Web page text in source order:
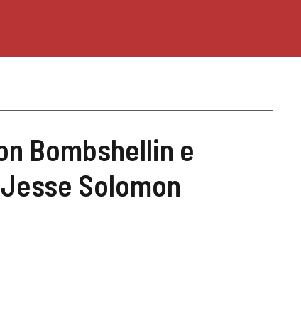
Bombshellin e
Solomon